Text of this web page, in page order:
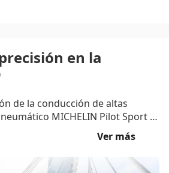
en la
de la conducción de altas
MICHELIN Pilot Sport 4
diseñada para durar
. Con un
rodamiento doblemente
premium para SUV se
las rutas secas y frena de forma
Ver más